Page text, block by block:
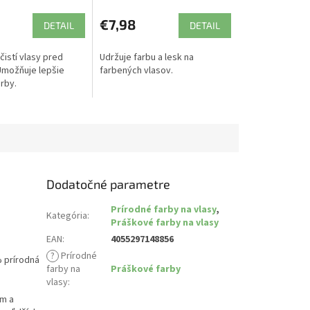
DETAIL
vlasy pred
lepšie
€7,98 DETAIL
Udržuje farbu a lesk na
farbených vlasov.
prírodná
a
Dodatočné parametre
Kategória: Prírodné farby na vlasy,
Práškové farby na vlasy
EAN:
4055297148856
? Prírodné
farby na
vlasy:
Práškové farby